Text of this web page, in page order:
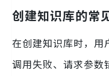
创建知识库的常
在创建知识库时，用
调用失败、请求参数